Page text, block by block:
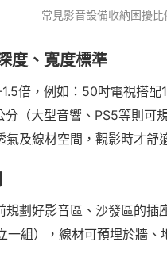
常見影音設備收納困擾比
度、寬度標準
倍，例如：50吋電視搭
（大型音響、PS5等則可
及線材空間，觀影時才舒
劃好影音區、沙發區的
組），線材可預埋於牆